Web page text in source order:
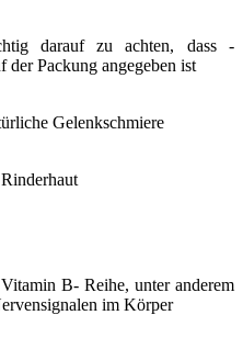
darauf zu achten, dass -
Packung angegeben ist
Gelenkschmiere
B- Reihe, unter anderem
im Körper